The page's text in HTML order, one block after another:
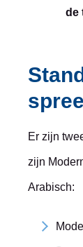
de
Er zijn
zijn
Arabisch: